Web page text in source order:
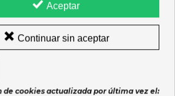
PAROGENCYL ENCIAS
CONTROL 2X125 ML
Añadir al carro
Aceptar
Continuar sin aceptar
de cookies actualizada por última vez el: